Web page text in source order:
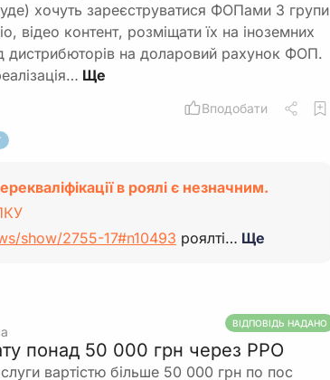
хочуть зареєструватися ФОПами 3 групи
відео контент, розміщати їх на іноземних
дистрибюторів на доларовий рахунок ФОП.
Вподобати
в роялі є незначним.
show/2755-17#n10493 роялті… Ще
ВІДПОВІДЬ НАДАНО
понад 50 000 грн через РРО
вартістю більше 50 000 грн по пос